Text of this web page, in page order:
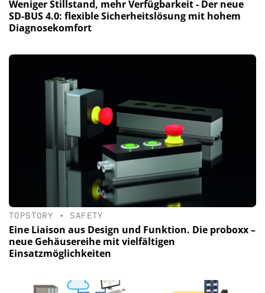
Weniger Stillstand, mehr Verfügbarkeit - Der neue
SD-BUS 4.0: flexible Sicherheitslösung mit hohem
Diagnosekomfort
TOPSTORY • SAFETY
Eine Liaison aus Design und Funktion. Die proboxx –
neue Gehäusereihe mit vielfältigen
Einsatzmöglichkeiten